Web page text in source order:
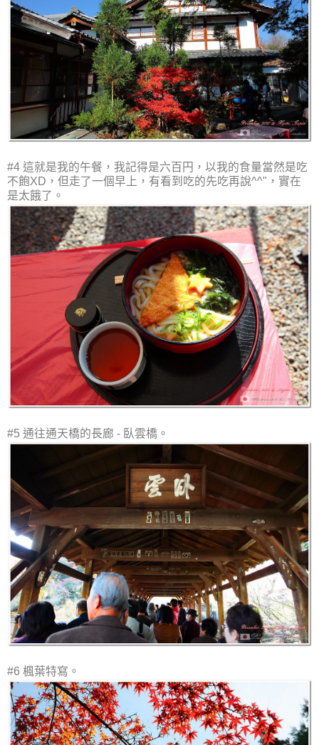
#4 這就是我的午餐，我記得是六百円，以我的食量當然是吃
不飽XD，但走了一個早上，有看到吃的先吃再說^^"，實在
是太餓了。
#5 通往通天橋的長廊 - 臥雲橋。
#6 楓葉特寫。